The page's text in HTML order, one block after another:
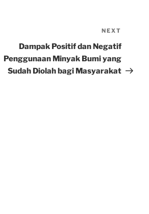
Post
NEXT
Dampak Positif dan Negatif
Penggunaan Minyak Bumi yang
Sudah Diolah bagi Masyarakat